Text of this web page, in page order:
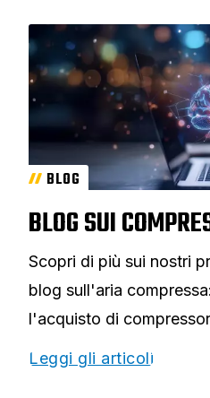
BLOG
BLOG SUI
Scopri di più sui nostri
blog sull'aria
l'acquisto di
Leggi gli articoli